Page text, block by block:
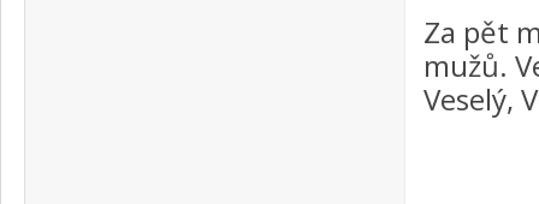
Za pět
mužů.
Veselý,